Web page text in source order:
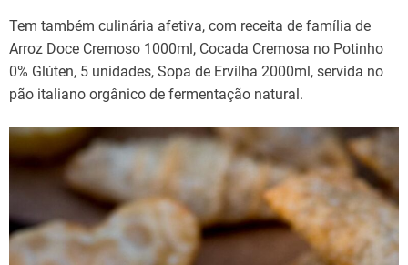
Tem também culinária afetiva, com receita de família de
Arroz Doce Cremoso 1000ml, Cocada Cremosa no Potinho
0% Glúten, 5 unidades, Sopa de Ervilha 2000ml, servida no
pão italiano orgânico de fermentação natural.